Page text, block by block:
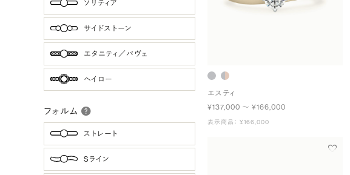
ソリティア
サイドストーン
エタニティ／パヴェ
ヘイロー
フォルム
ストレート
Sライン
エスティ
¥137,000 〜 ¥166,000
表示商品： ¥166,000